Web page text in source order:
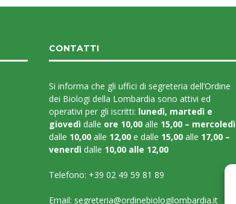
CONTATTI
Si informa che gli uffici di segreteria dell’Ordine
dei Biologi della Lombardia sono attivi ed
operativi per gli iscritti: lunedì, martedì e
giovedì dalle ore 10,00 alle 15,00 – mercoledì
dalle 10,00 alle 12,00 e dalle 15,00 alle 17,00 –
venerdì dalle 10,00 alle 12,00
Telefono: +39 02 49 59 81 89
Email: segreteria@ordinebiologilombardia.it